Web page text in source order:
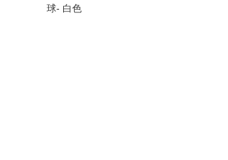
球- 白色